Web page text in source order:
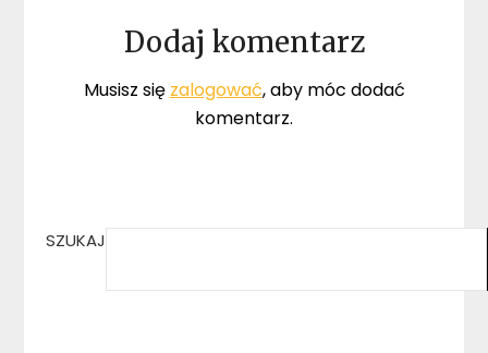
Dodaj komentarz
Musisz się zalogować, aby móc dodać
komentarz.
SZUKAJ